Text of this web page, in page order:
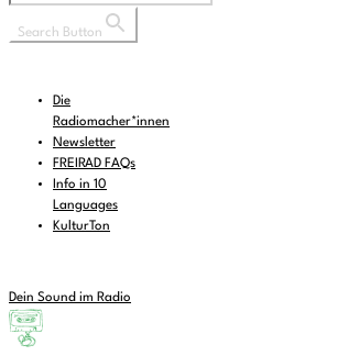
Search Button
Die
Radiomacher*innen
Newsletter
FREIRAD FAQs
Info in 10
Languages
KulturTon
Dein Sound im Radio